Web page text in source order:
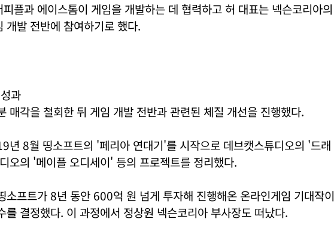
플과 에이스톰이 게임을 개발하는 데 협력하고 허 대표는 넥슨코리아의
개발 전반에 참여하기로 했다.
과
매각을 철회한 뒤 게임 개발 전반과 관련된 체질 개선을 진행했다.
년 8월 띵소프트의 '페리아 연대기'를 시작으로 데브캣스튜디오의 '드래
오의 '메이플 오디세이' 등의 프로젝트를 정리했다.
소프트가 8년 동안 600억 원 넘게 투자해 진행해온 온라인게임 기대작이
를 결정했다. 이 과정에서 정상원 넥슨코리아 부사장도 떠났다.